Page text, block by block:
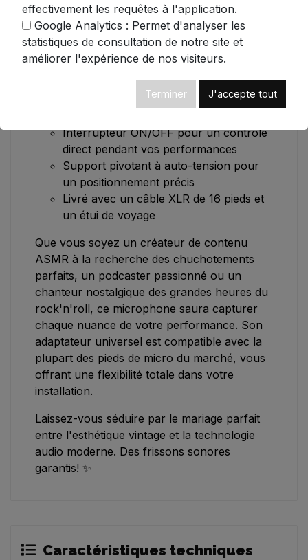
Construction robuste en métal moulé
sous pression avec finition argentée
Réponse en fréquence ultra-large:
80Hz à 12kHz
Sensibilité: -75dB ±3dB pour une
reproduction fidèle
Interrupteur ON/OFF pour un contrôle
direct pendant vos performances
Support pivotant à auto-tension pour
un positionnement précis
Livré avec un câble XLR de 16 pieds et
un étui de voyage
Que vous soyez un créateur de contenu
ASMR à la recherche des chuchotements
parfaits, un podcaster passionné ou un
chanteur nostalgique des grandes heures du
rock'n'roll, ce microphone saura capturer
chaque nuance de votre performance. Son
adaptateur universel est compatible avec la
plupart des pieds de micro du marché, vous
offrant une flexibilité totale dans votre
installation.
Laissez-vous séduire par le mariage parfait
entre l'esthétique vintage et la technologie
audio moderne. Des frissons sonores
garantis! ✨
Caractéristiques techniques
effectivement les requêtes à l'application.
Google Analytics : Permet d'analyser les
statistiques de consultation de notre site et
améliorer l'expérience de nos visiteurs.
Terminer J'accepte tout